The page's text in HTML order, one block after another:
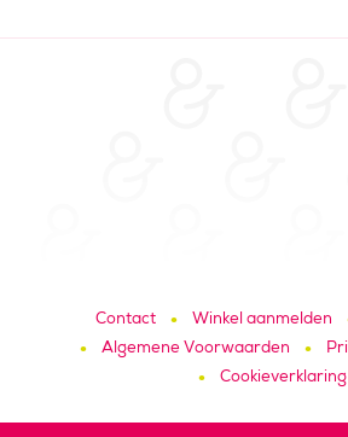
Contact Winkel aanmelden
Algemene Voorwaarden
Cookieverklaring